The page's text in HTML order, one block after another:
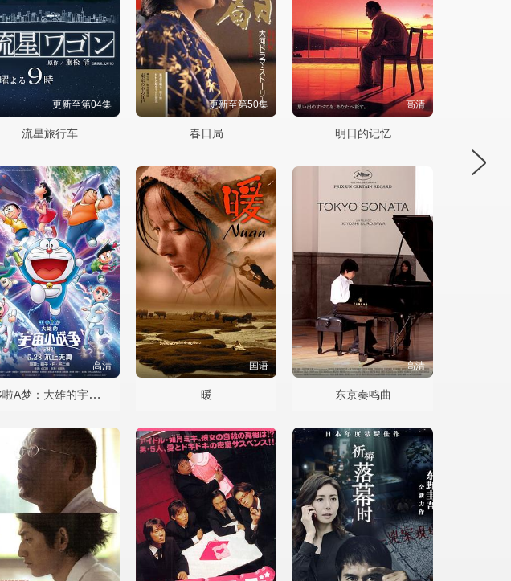
更新至第04集
流星旅行车
更新至第50集
春日局
高清
明日的记忆
高清
哆啦A梦：大雄的宇宙小战争2021
国语
暖
高清
东京奏鸣曲